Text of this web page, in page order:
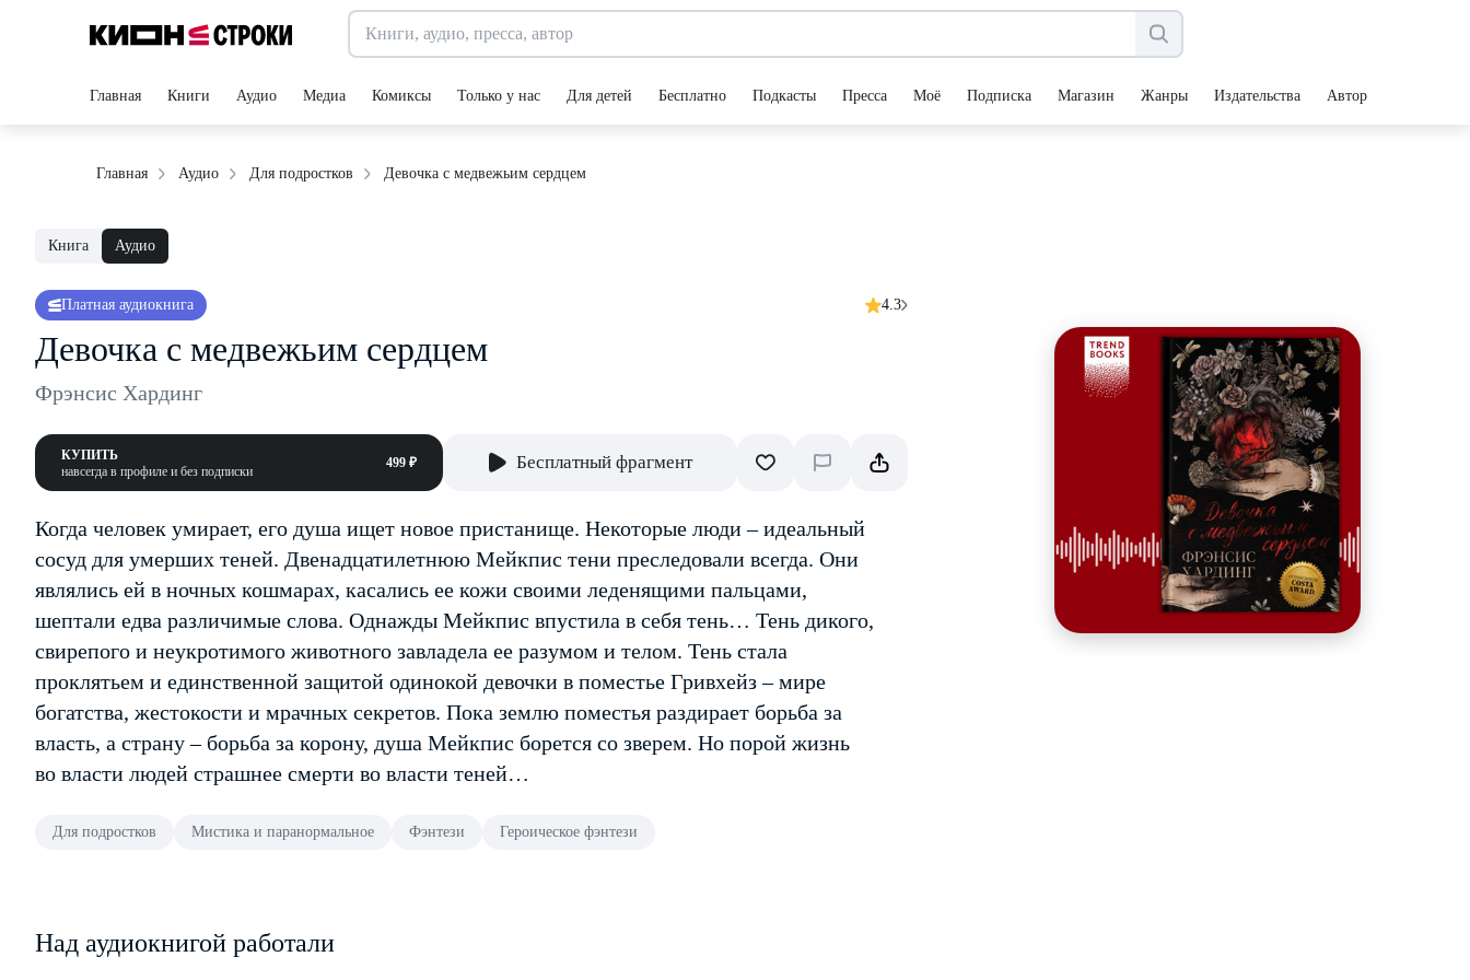
Главная Книги Аудио Медиа Комиксы Только у нас Для детей Бесплатно Подкасты Пресса Моё Подписка Магазин Жанры Издательства Авторы
Главная Аудио Для подростков Девочка с медвежьим сердцем
Книга Аудио
Платная аудиокнига 4.3
Девочка с медвежьим сердцем
Фрэнсис Хардинг
КУПИТЬ
навсегда в профиле и без подписки
499 ₽ Бесплатный фрагмент
Когда человек умирает, его душа ищет новое пристанище. Некоторые люди – идеальный
сосуд для умерших теней. Двенадцатилетнюю Мейкпис тени преследовали всегда. Они
являлись ей в ночных кошмарах, касались ее кожи своими леденящими пальцами,
шептали едва различимые слова. Однажды Мейкпис впустила в себя тень… Тень дикого,
свирепого и неукротимого животного завладела ее разумом и телом. Тень стала
проклятьем и единственной защитой одинокой девочки в поместье Гривхейз – мире
богатства, жестокости и мрачных секретов. Пока землю поместья раздирает борьба за
власть, а страну – борьба за корону, душа Мейкпис борется со зверем. Но порой жизнь
во власти людей страшнее смерти во власти теней…
Для подростков Мистика и паранормальное Фэнтези Героическое фэнтези
Над аудиокнигой работали